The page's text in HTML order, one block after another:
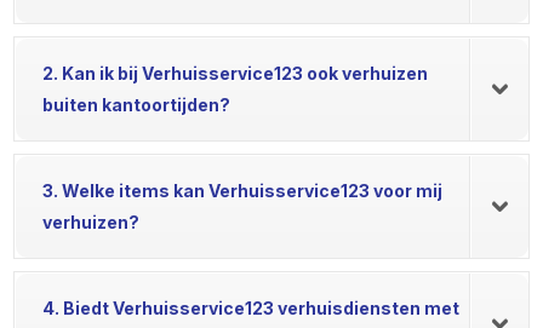
2. Kan ik bij Verhuisservice123 ook verhuizen
buiten kantoortijden?
3. Welke items kan Verhuisservice123 voor mij
verhuizen?
4. Biedt Verhuisservice123 verhuisdiensten met